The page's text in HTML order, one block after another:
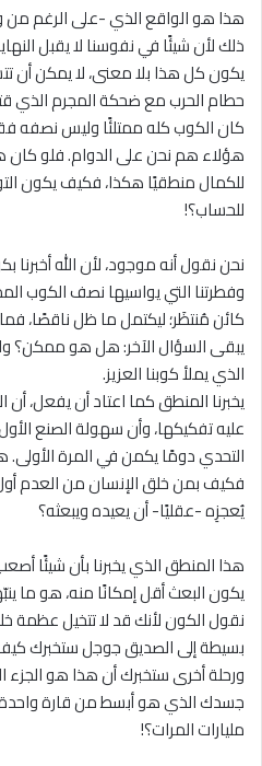
هذا هو الواقع الذي -على الرغم من
ذلك لأن شيئًا في نفوسنا لا يقبل
يكون كل هذا بلا معنى، لا يمكن
حطام الحرب مع ضحكة المجرم الذي
كان الكوب كله ممتلئًا وليس نصفه
هؤلاء هم نحن على الدوام. فلو كان
للكمال منطقيًا هكذا، فكيف يكون
للحساب؟!
نحن نقول أنه موجود، لأن الله
وفطرتنا التي يواسيها نصف الكوب
كائن مُنتظَر؛ ليكتمل ما ظل ناقصًا،
يبقى السؤال الآخر: هل هو ممكن؟
الذي يملأ كوبنا العزيز.
يخبرنا المنطق كما اعتاد أن يفعل،
عليه تفكيكها، وأن سهولة الصنع
التحدي دومًا يكمن في المرة الأولى.
فكيف بمن خلق الإنسان من العدم
يُعجزِه -عقليًا- أن يعيده ويبعثه؟
هذا المنطق الذي يخبرنا بأن شيئًا
يكون البعث أقل إمكانًا منه، هو ما
نقول الكون لأنك قد لا تتخيل عظمة
بسيطة إلى الصديق جوجل ستخبرك
ورحلة أخرى ستخبرك أن هذا هو
جسدك الذي هو أبسط من قارة
مليارات المرات؟!